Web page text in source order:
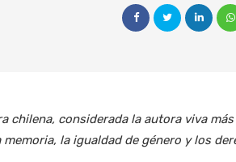
chilena, considerada la autora viva
memoria, la igualdad de género y los